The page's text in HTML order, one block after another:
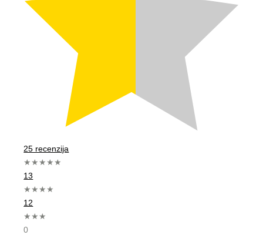
25 recenzija
★★★★★
13
★★★★
12
★★★
0